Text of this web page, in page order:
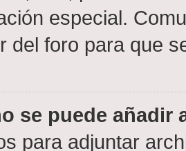
especial.
del foro para que
se puede añadir
para adjuntar